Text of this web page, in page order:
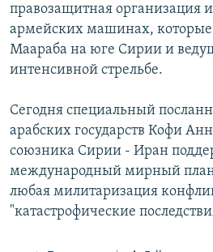
Все сайты Радио Азатутюн
правозащитная организация
армейских машинах,
Маараба на юге Сирии и
интенсивной стрельбе.
Сегодня специальный
арабских государств Кофи
союзника Сирии - Иран
международный мирный
любая милитаризация
"катастрофические